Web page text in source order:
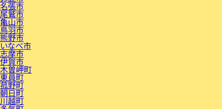
名張市
尾鷲市
亀山市
鳥羽市
熊野市
いなべ市
志摩市
伊賀市
木曽岬町
東員町
菰野町
朝日町
川越町